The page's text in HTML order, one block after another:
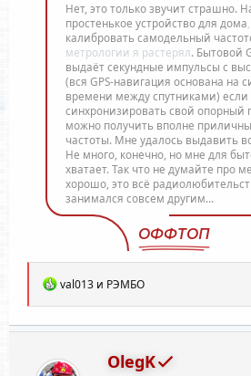
Нет, это только звучит страшно.
простенькое устройство для дома
калибровать самодельный
метрологии я растерял. Бытовой
выдаёт секундные импульсы с
(вся GPS-навигация основана на
времени между спутниками)
синхронизировать свой опорный
можно получить вполне
частоты. Мне удалось выдавить
Не много, конечно, но мне для
хватает. Так что не думайте про
хорошо, это всё
занимался совсем другим...
ОФФТОП
Р
а
к
и
и
val013 и РЭМБО
OlegK